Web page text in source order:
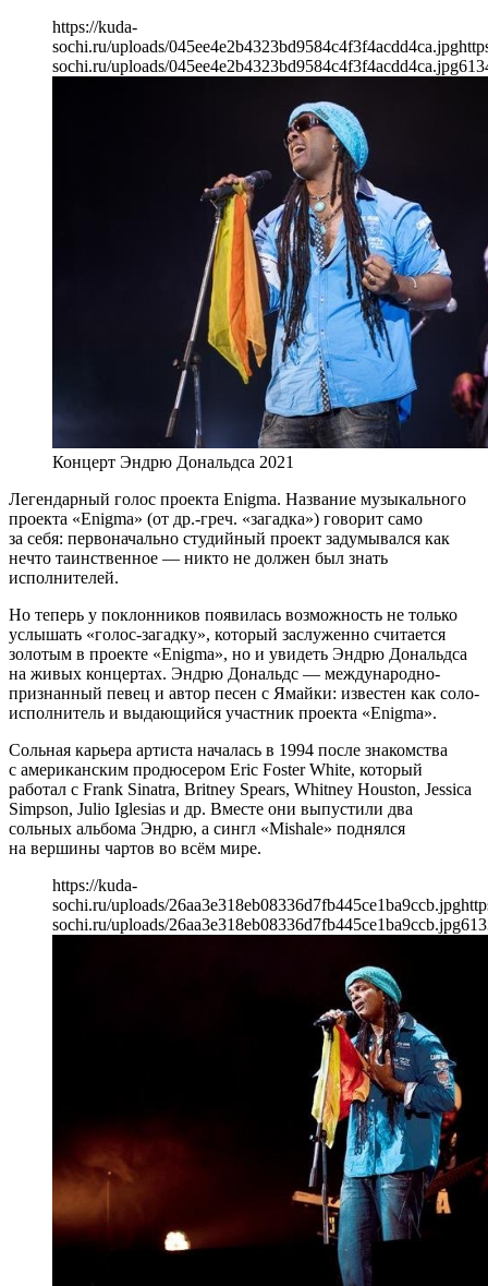
https://kuda-
sochi.ru/uploads/045ee4e2b4323bd9584c4f3f4acdd4ca.jpg
sochi.ru/uploads/045ee4e2b4323bd9584c4f3f4acdd4ca.jpg613
Концерт Эндрю Дональдса 2021
Легендарный голос проекта Enigma. Название музыкального
проекта «Enigma» (от др.-греч. «загадка») говорит само
за себя: первоначально студийный проект задумывался как
нечто таинственное — никто не должен был знать
исполнителей.
Но теперь у поклонников появилась возможность не только
услышать «голос-загадку», который заслуженно считается
золотым в проекте «Enigma», но и увидеть Эндрю Дональдса
на живых концертах. Эндрю Дональдс — международно-
признанный певец и автор песен с Ямайки: известен как соло-
исполнитель и выдающийся участник проекта «Enigma».
Сольная карьера артиста началась в 1994 после знакомства
с американским продюсером Eric Foster White, который
работал с Frank Sinatra, Britney Spears, Whitney Houston, Jessica
Simpson, Julio Iglesias и др. Вместе они выпустили два
сольных альбома Эндрю, а сингл «Mishale» поднялся
на вершины чартов во всём мире.
https://kuda-
sochi.ru/uploads/26aa3e318eb08336d7fb445ce1ba9ccb.jpg
sochi.ru/uploads/26aa3e318eb08336d7fb445ce1ba9ccb.jpg613